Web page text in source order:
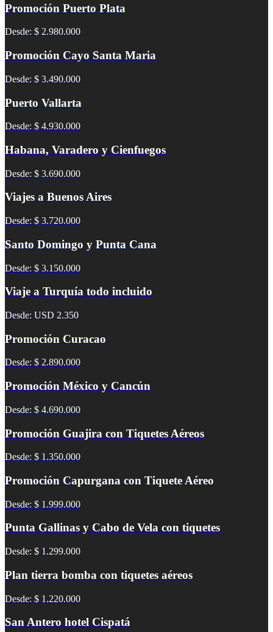
Promoción Puerto Plata
Desde: $ 2.980.000
Promoción Cayo Santa Maria
Desde: $ 3.490.000
Puerto Vallarta
Desde: $ 4.930.000
Habana, Varadero y Cienfuegos
Desde: $ 3.690.000
Viajes a Buenos Aires
Desde: $ 3.720.000
Santo Domingo y Punta Cana
Desde: $ 3.150.000
Viaje a Turquía todo incluido
Desde: USD 2.350
Promoción Curacao
Desde: $ 2.890.000
Promoción México y Cancún
Desde: $ 4.690.000
Promoción Guajira con Tiquetes Aéreos
Desde: $ 1.350.000
Promoción Capurgana con Tiquete Aéreo
Desde: $ 1.999.000
Punta Gallinas y Cabo de Vela con tiquetes
Desde: $ 1.299.000
Plan tierra bomba con tiquetes aéreos
Desde: $ 1.220.000
San Antero hotel Cispatá